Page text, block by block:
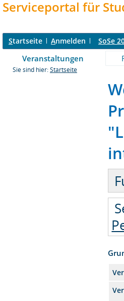
Serviceportal für
Startseite Anmelden SoSe
Veranstaltungen
Sie sind hier: Startseite